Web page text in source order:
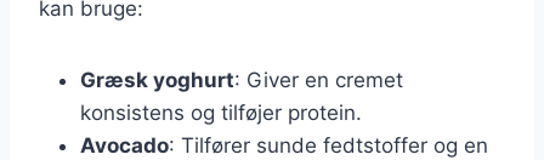
kan bruge:
Græsk yoghurt: Giver en cremet
konsistens og tilføjer protein.
Avocado: Tilfører sunde fedtstoffer og en